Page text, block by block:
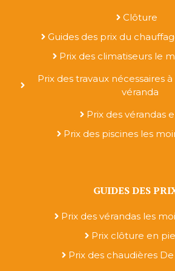
Clôture
Guides des prix du
Prix des climatiseurs le
Prix des travaux nécessaires
véranda
Prix des vérandas
Prix des piscines les
GUIDES DES
Prix des vérandas les
Prix clôture en
Prix des chaudières